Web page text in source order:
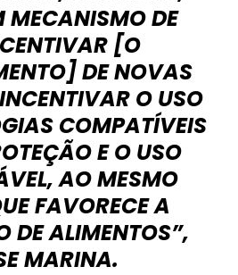
MECANISMO DE
[O
DE NOVAS
O USO
COMPATÍVEIS
E O USO
AO MESMO
FAVORECE A
DE ALIMENTOS”,
MARINA.